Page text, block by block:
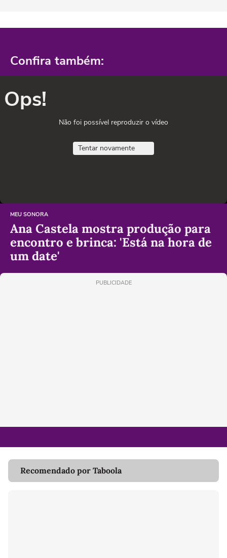
Confira também:
Ops!
Não foi possível reproduzir o vídeo
Tentar novamente
MEU SONORA
Ana Castela mostra produção para
encontro e brinca: 'Está na hora de
um date'
PUBLICIDADE
Recomendado por Taboola